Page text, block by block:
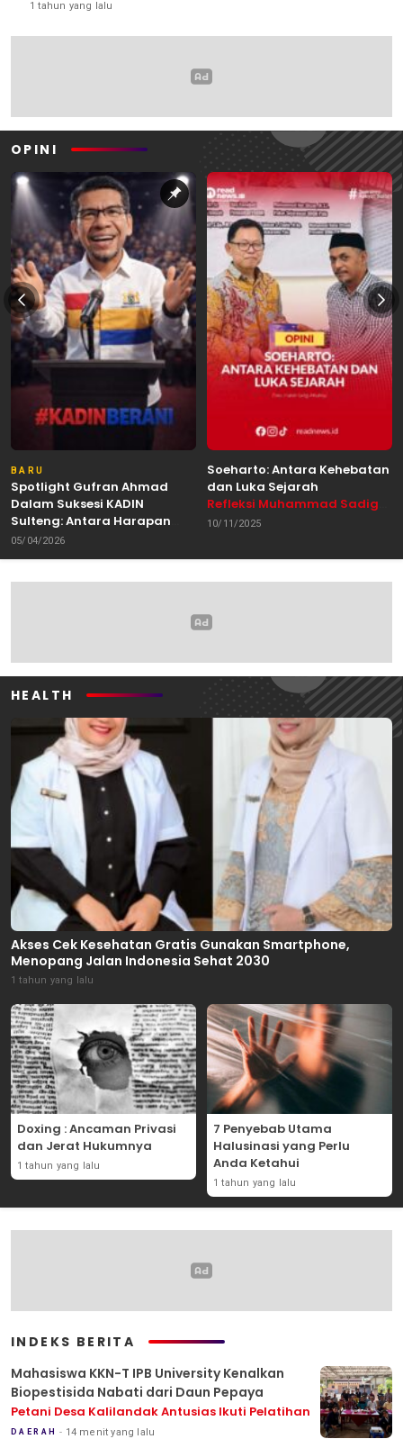
1 tahun yang lalu
OPINI
BARU
Spotlight Gufran Ahmad
Dalam Suksesi KADIN
Sulteng: Antara Harapan
dan Kebutuhan Perubahan
Oleh: Anshar Munir
05/04/2026
Soeharto: Antara Kehebatan
dan Luka Sejarah
Refleksi Muhammad Sadig
Alhabsyie, Akademisi UIN
Pemerhati Gerakan
10/11/2025
HEALTH
Akses Cek Kesehatan Gratis Gunakan Smartphone,
Menopang Jalan Indonesia Sehat 2030
1 tahun yang lalu
Doxing : Ancaman Privasi
dan Jerat Hukumnya
1 tahun yang lalu
7 Penyebab Utama
Halusinasi yang Perlu
Anda Ketahui
1 tahun yang lalu
INDEKS BERITA
Mahasiswa KKN-T IPB University Kenalkan
Biopestisida Nabati dari Daun Pepaya
Petani Desa Kalilandak Antusias Ikuti Pelatihan
DAERAH 14 menit yang lalu